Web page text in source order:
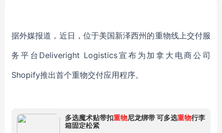
据外媒报道，近日，位于美国新泽西州的重物线上交付服
务平台Deliveright Logistics宣布为加拿大电商公司
Shopify推出首个重物交付应用程序。
多选魔术贴带扣重物尼龙绑带 可多选重物行李
箱固定松紧